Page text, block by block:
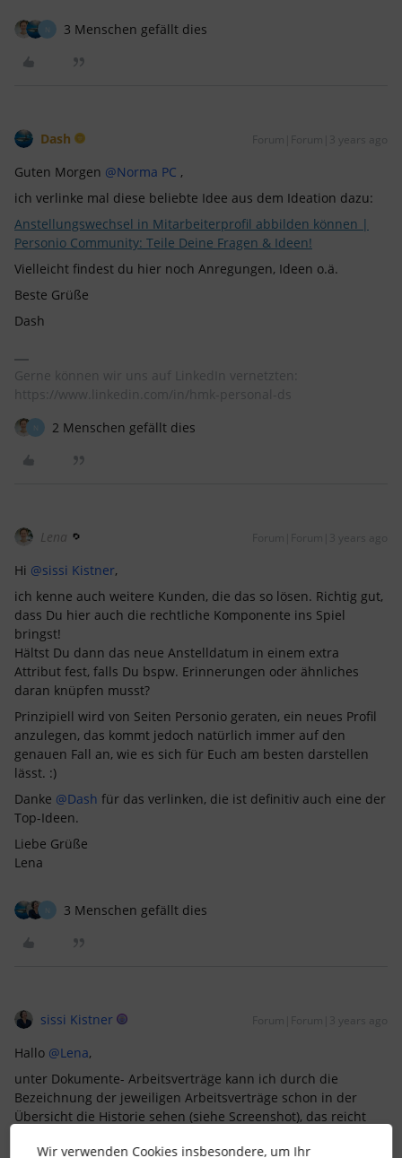
N 3 Menschen gefällt dies
Dash Forum|Forum|3 years ago
Guten Morgen @Norma PC ,
ich verlinke mal diese beliebte Idee aus dem Ideation dazu:
Anstellungswechsel in Mitarbeiterprofil abbilden können |
Personio Community: Teile Deine Fragen & Ideen!
Vielleicht findest du hier noch Anregungen, Ideen o.ä.
Beste Grüße
Dash
Gerne können wir uns auf LinkedIn vernetzten:
https://www.linkedin.com/in/hmk-personal-ds
N 2 Menschen gefällt dies
Lena Forum|Forum|3 years ago
Hi @sissi Kistner,
ich kenne auch weitere Kunden, die das so lösen. Richtig gut,
dass Du hier auch die rechtliche Komponente ins Spiel
bringst!
Hältst Du dann das neue Anstelldatum in einem extra
Attribut fest, falls Du bspw. Erinnerungen oder ähnliches
daran knüpfen musst?
Prinzipiell wird von Seiten Personio geraten, ein neues Profil
anzulegen, das kommt jedoch natürlich immer auf den
genauen Fall an, wie es sich für Euch am besten darstellen
lässt. :)
Danke @Dash für das verlinken, die ist definitiv auch eine der
Top-Ideen.
Liebe Grüße
Lena
N 3 Menschen gefällt dies
sissi Kistner Forum|Forum|3 years ago
Hallo @Lena,
unter Dokumente- Arbeitsverträge kann ich durch die
Bezeichnung der jeweiligen Arbeitsverträge schon in der
Übersicht die Historie sehen (siehe Screenshot), das reicht
Praktikanten zum Festangestellten der Arbeitsvertrag
Wir verwenden Cookies insbesondere, um Ihr